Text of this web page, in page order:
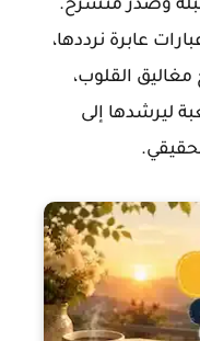
وصدر منشرح.
عابرة نرددها،
القلوب،
ليرشدها إلى